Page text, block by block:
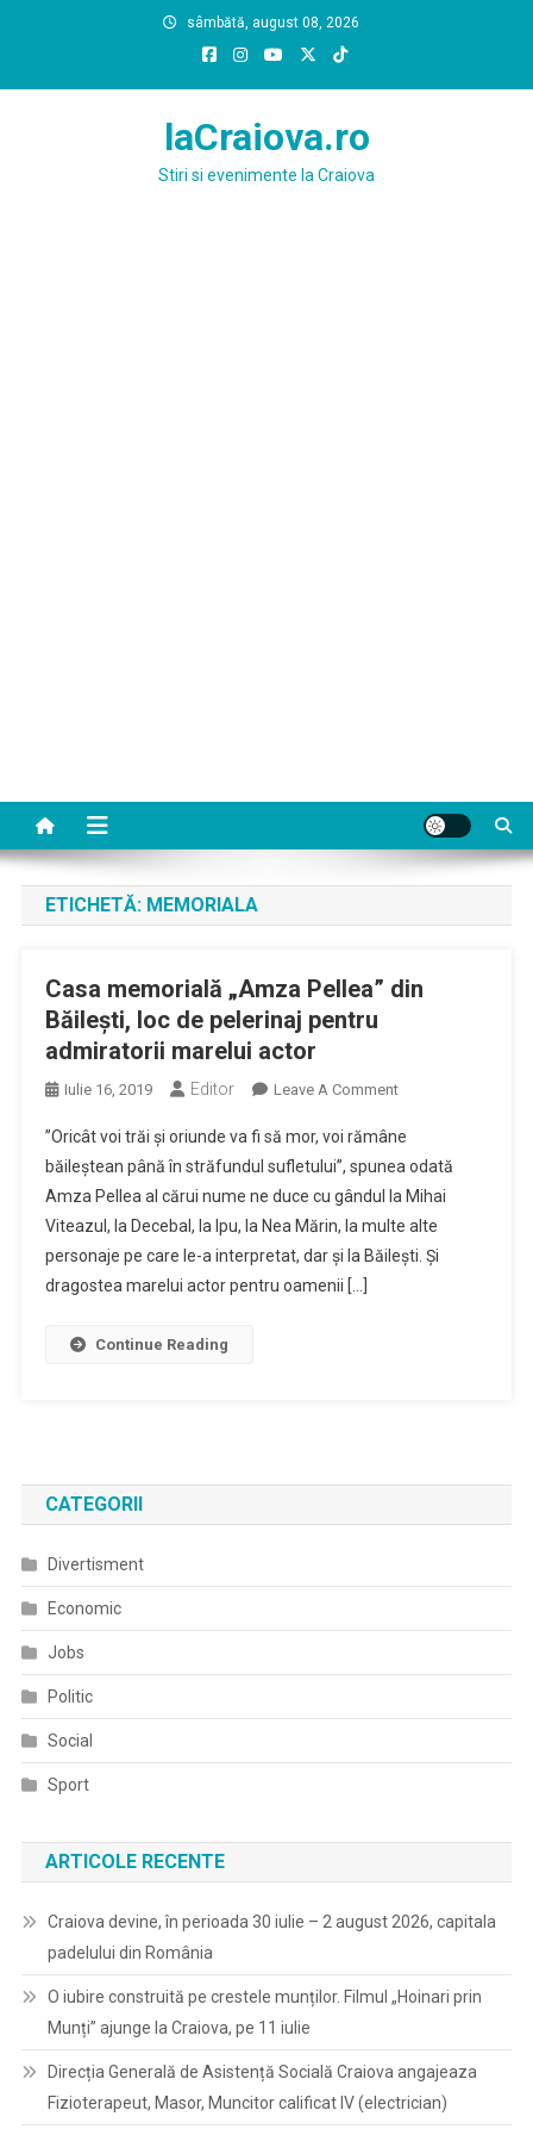
sâmbătă, august 08, 2026
laCraiova.ro
Stiri si evenimente la Craiova
ETICHETĂ: MEMORIALA
Casa memorială „Amza Pellea” din
Băilești, loc de pelerinaj pentru
admiratorii marelui actor
Iulie 16, 2019 Editor Leave A CommentOn
Memorială
„Amza
Pellea”
Din
Băilești,
”Oricât voi trăi și oriunde va fi să mor, voi rămâne
băileștean până în străfundul sufletului”, spunea odată
Amza Pellea al cărui nume ne duce cu gândul la Mihai
Viteazul, la Decebal, la Ipu, la Nea Mărin, la multe alte
personaje pe care le-a interpretat, dar și la Băilești. Și
dragostea marelui actor pentru oamenii […]
Continue Reading
CATEGORII
Divertisment
Economic
Jobs
Politic
Social
Sport
ARTICOLE RECENTE
Craiova devine, în perioada 30 iulie – 2 august 2026, capitala
padelului din România
O iubire construită pe crestele munților. Filmul „Hoinari prin
Munți” ajunge la Craiova, pe 11 iulie
Direcția Generală de Asistență Socială Craiova angajeaza
Fizioterapeut, Masor, Muncitor calificat IV (electrician)